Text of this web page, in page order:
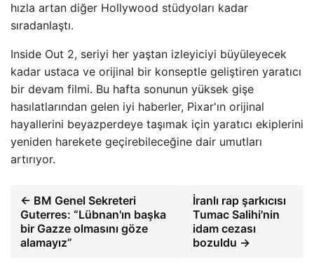
hızla artan diğer Hollywood stüdyoları kadar
sıradanlaştı.
Inside Out 2, seriyi her yaştan izleyiciyi büyüleyecek
kadar ustaca ve orijinal bir konseptle geliştiren yaratıcı
bir devam filmi. Bu hafta sonunun yüksek gişe
hasılatlarından gelen iyi haberler, Pixar'ın orijinal
hayallerini beyazperdeye taşımak için yaratıcı ekiplerini
yeniden harekete geçirebileceğine dair umutları
artırıyor.
← BM Genel Sekreteri
Guterres: “Lübnan'ın başka
bir Gazze olmasını göze
alamayız”
İranlı rap şarkıcısı
Tumac Salihi'nin
idam cezası
bozuldu →